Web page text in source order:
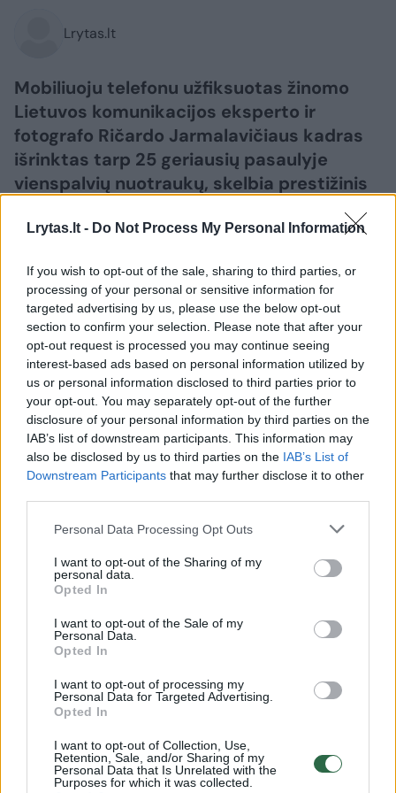
Lrytas.lt - Do Not Process My Personal Information
If you wish to opt-out of the sale, sharing to third parties, or
processing of your personal or sensitive information for
targeted advertising by us, please use the below opt-out
section to confirm your selection. Please note that after your
opt-out request is processed you may continue seeing
interest-based ads based on personal information utilized by
us or personal information disclosed to third parties prior to
your opt-out. You may separately opt-out of the further
disclosure of your personal information by third parties on the
IAB’s list of downstream participants. This information may
also be disclosed by us to third parties on the IAB’s List of
Downstream Participants that may further disclose it to other
Personal Data Processing Opt Outs
I want to opt-out of the Sharing of my
personal data.
Opted In
I want to opt-out of the Sale of my
Personal Data.
Opted In
I want to opt-out of processing my
Personal Data for Targeted Advertising.
Opted In
I want to opt-out of Collection, Use,
Retention, Sale, and/or Sharing of my
Personal Data that Is Unrelated with the
Purposes for which it was collected.
Lrytas.lt
Mobiliuoju telefonu užfiksuotas žinomo
Lietuvos komunikacijos eksperto ir
fotografo Ričardo Jarmalavičiaus kadras
išrinktas tarp 25 geriausių pasaulyje
vienspalvių nuotraukų, skelbia prestižinis
Daugiau nuotraukų (2)
Nuotrauka „Ryto pažadas“ pateko į konkurso
ji bus publikuota specialiame žurnalo albume,
į kurį įtraukiami geriausi konkurso darbai.
Tarptautinį pripažinimą pelniusi juodai balta
nuotrauka padaryta mobiliuoju telefonu
„iPhone“ ankstyvą vasaros rytą viename
Bordo viešbutyje Prancūzijoje, rašoma
pranešime žiniasklaidai.